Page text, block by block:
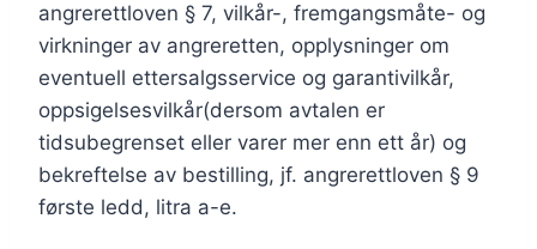
angrerettloven § 7, vilkår-, fremgangsmåte- og
virkninger av angreretten, opplysninger om
eventuell ettersalgsservice og garantivilkår,
oppsigelsesvilkår(dersom avtalen er
tidsubegrenset eller varer mer enn ett år) og
bekreftelse av bestilling, jf. angrerettloven § 9
første ledd, litra a-e.